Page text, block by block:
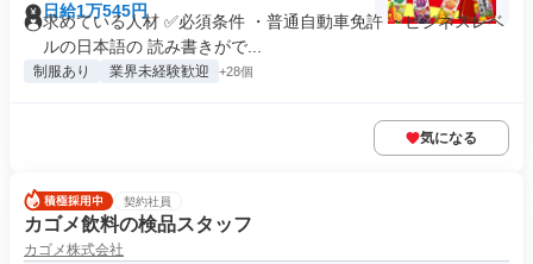
日給1万545円
求めている人材 ✅必須条件 ・普通自動車免許 ・ビジネスレベ
ルの日本語の 読み書きがで...
制服あり 業界未経験歓迎 +28個
気になる
契約社員
カゴメ飲料の検品スタッフ
カゴメ株式会社